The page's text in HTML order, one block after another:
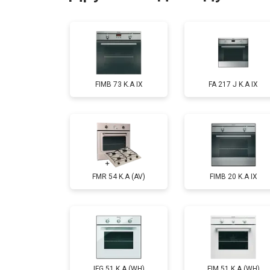
FIMB 73 K.A IX FA 217 J K.A IX
FMR 54 K.A (AV) FIMB 20 K.A IX